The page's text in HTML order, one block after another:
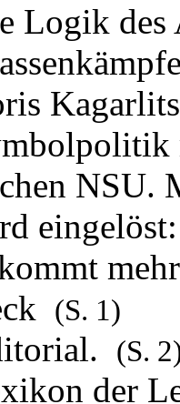
Logik des
NSU.
(S. 1)
(S.
der